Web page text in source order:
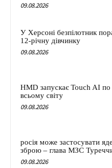
09.08.2026
У Херсоні безпілотник
12-річну дівчинку
09.08.2026
HMD запускає Touch AI по
всьому світу
09.08.2026
росія може застосувати
зброю – глава МЗС
09.08.2026